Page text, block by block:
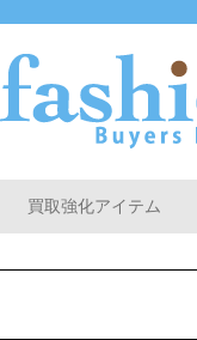
買取強化アイテム